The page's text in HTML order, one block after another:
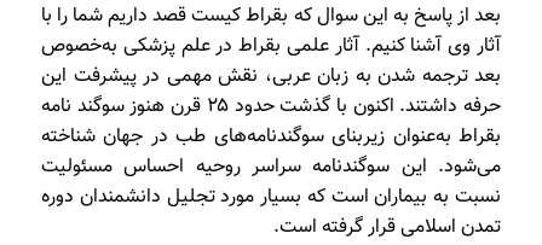
بعد از پاسخ به این سوال که بقراط کیست قصد داریم شما را با
آثار وی آشنا کنیم. آثار علمی بقراط در علم پزشکی به‌خصوص
بعد ترجمه شدن به زبان عربی، نقش مهمی در پیشرفت این
حرفه داشتند‌. اکنون با گذشت حدود ۲۵ قرن هنوز سوگند نامه
بقراط به‌عنوان زیربنای سوگندنامه‌های طب در جهان شناخته
می‌شود. این سوگندنامه سراسر روحیه احساس مسئولیت
نسبت به بیماران است که بسیار مورد تجلیل دانشمندان دوره
تمدن اسلامی قرار گرفته است.